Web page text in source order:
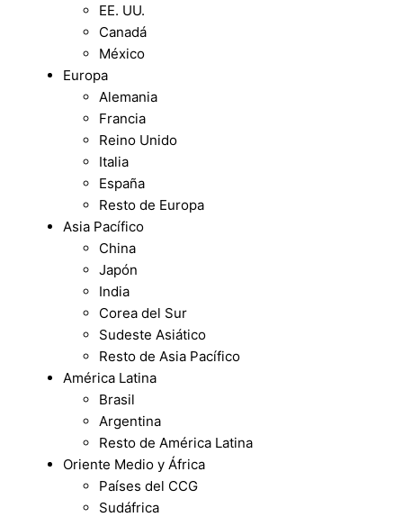
EE. UU.
Canadá
México
Europa
Alemania
Francia
Reino Unido
Italia
España
Resto de Europa
Asia Pacífico
China
Japón
India
Corea del Sur
Sudeste Asiático
Resto de Asia Pacífico
América Latina
Brasil
Argentina
Resto de América Latina
Oriente Medio y África
Países del CCG
Sudáfrica